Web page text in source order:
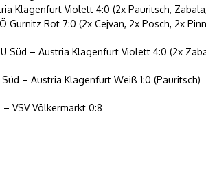
Klagenfurt Violett 4:0 (2x Pauritsch,
Gurnitz Rot 7:0 (2x Cejvan, 2x Posch, 2x
Süd – Austria Klagenfurt Violett 4:0 (2x
Süd – Austria Klagenfurt Weiß 1:0 (Pauritsch)
– VSV Völkermarkt 0:8